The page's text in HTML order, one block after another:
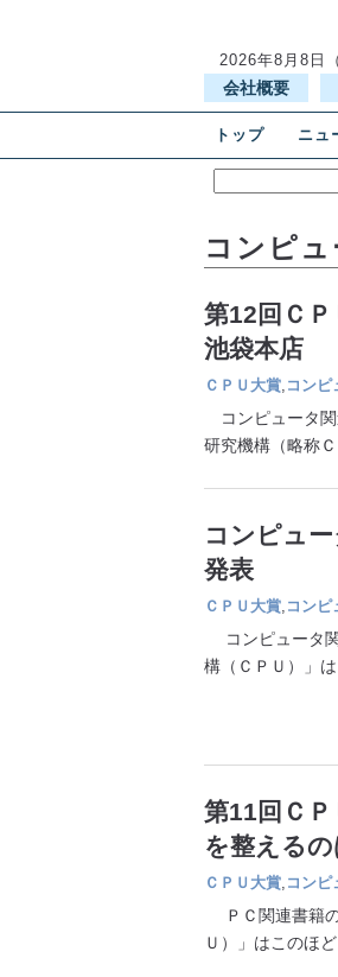
2026年8月8日
会社概要
トップ ニュ
コンピ
第12回Ｃ
池袋本店
ＣＰＵ大賞, コンピ
コンピュータ関
研究機構（略称
コンピュ
発表
ＣＰＵ大賞, コンピ
コンピュータ関
構（ＣＰＵ）」
第11回Ｃ
を整えるの
ＣＰＵ大賞, コンピ
ＰＣ関連書籍の
Ｕ）」はこのほ